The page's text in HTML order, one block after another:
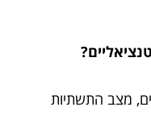
מצב התשתיות